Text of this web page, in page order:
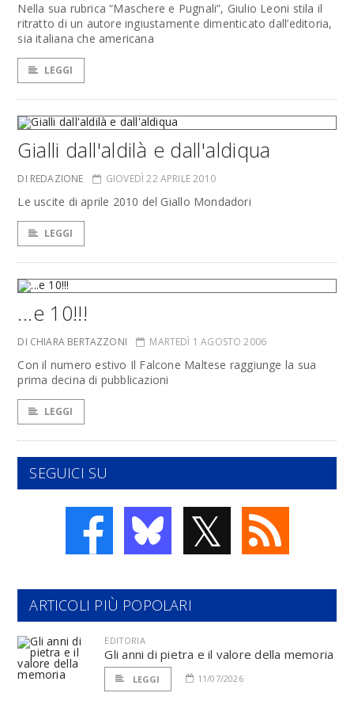
Nella sua rubrica “Maschere e Pugnali”, Giulio Leoni stila il
ritratto di un autore ingiustamente dimenticato dall’editoria,
sia italiana che americana
LEGGI
Gialli dall'aldilà e dall'aldiqua
DI REDAZIONE GIOVEDÌ 22 APRILE 2010
Le uscite di aprile 2010 del Giallo Mondadori
LEGGI
...e 10!!!
DI CHIARA BERTAZZONI MARTEDÌ 1 AGOSTO 2006
Con il numero estivo Il Falcone Maltese raggiunge la sua
prima decina di pubblicazioni
LEGGI
SEGUICI SU
𝕏
ARTICOLI PIÙ POPOLARI
EDITORIA
Gli anni di pietra e il valore della memoria
LEGGI 11/07/2026